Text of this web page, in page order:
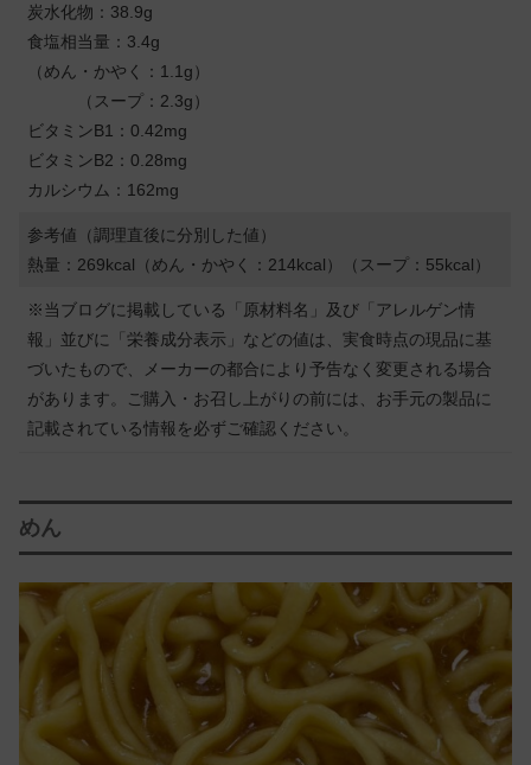
炭水化物：38.9g
食塩相当量：3.4g
（めん・かやく：1.1g）
（スープ：2.3g）
ビタミンB1：0.42mg
ビタミンB2：0.28mg
カルシウム：162mg
参考値（調理直後に分別した値）
熱量：269kcal（めん・かやく：214kcal）（スープ：55kcal）
※当ブログに掲載している「原材料名」及び「アレルゲン情
報」並びに「栄養成分表示」などの値は、実食時点の現品に基
づいたもので、メーカーの都合により予告なく変更される場合
があります。ご購入・お召し上がりの前には、お手元の製品に
記載されている情報を必ずご確認ください。
めん